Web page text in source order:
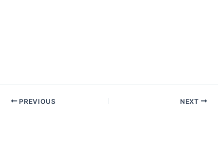
PREVIOUS NEXT